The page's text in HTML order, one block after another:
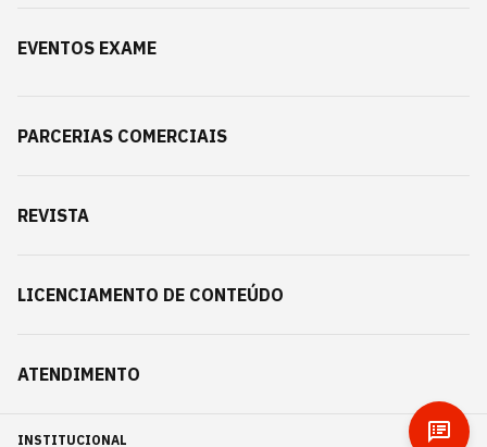
EVENTOS EXAME
PARCERIAS COMERCIAIS
REVISTA
LICENCIAMENTO DE CONTEÚDO
ATENDIMENTO
INSTITUCIONAL